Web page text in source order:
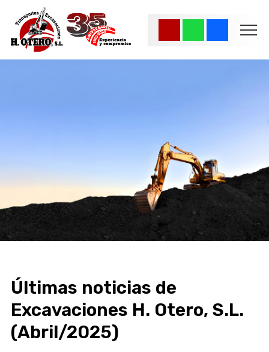
Últimas noticias de
Excavaciones H. Otero, S.L.
(Abril/2025)